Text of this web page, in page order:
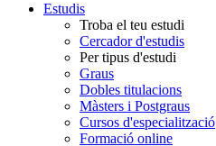
Estudis
Troba el teu estudi
Cercador d'estudis
Per tipus d'estudi
Graus
Dobles titulacions
Màsters i Postgraus
Cursos d'especialització
Formació online